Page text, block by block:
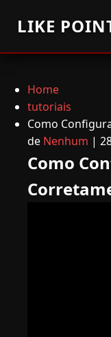
LIKE
Home
tutoriais
Como
de Nenhum |
Como